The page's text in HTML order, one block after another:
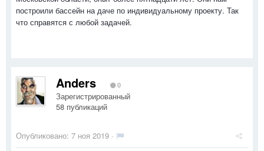
построили бассейн на даче по индивидуальному проекту. Так
что справятся с любой задачей.
Anders 0
Зарегистрированный
58 публикаций
Опубликовано: 7 ноя 2019 ·